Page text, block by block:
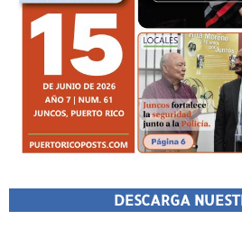
DESCARGA